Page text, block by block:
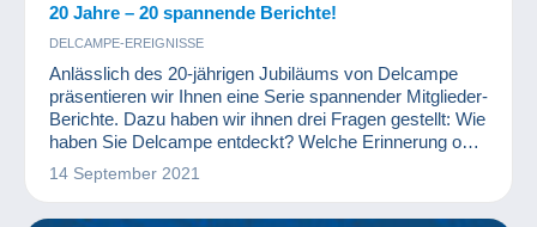
20 Jahre – 20 spannende Berichte!
DELCAMPE-EREIGNISSE
Anlässlich des 20-jährigen Jubiläums von Delcampe
präsentieren wir Ihnen eine Serie spannender Mitglieder-
Berichte. Dazu haben wir ihnen drei Fragen gestellt: Wie
haben Sie Delcampe entdeckt? Welche Erinnerung oder
Anekdote in Verbindung mit der Website möchten Sie
gerne teilen? Was wünschen Sie Delcampe zum 20-
14 September 2021